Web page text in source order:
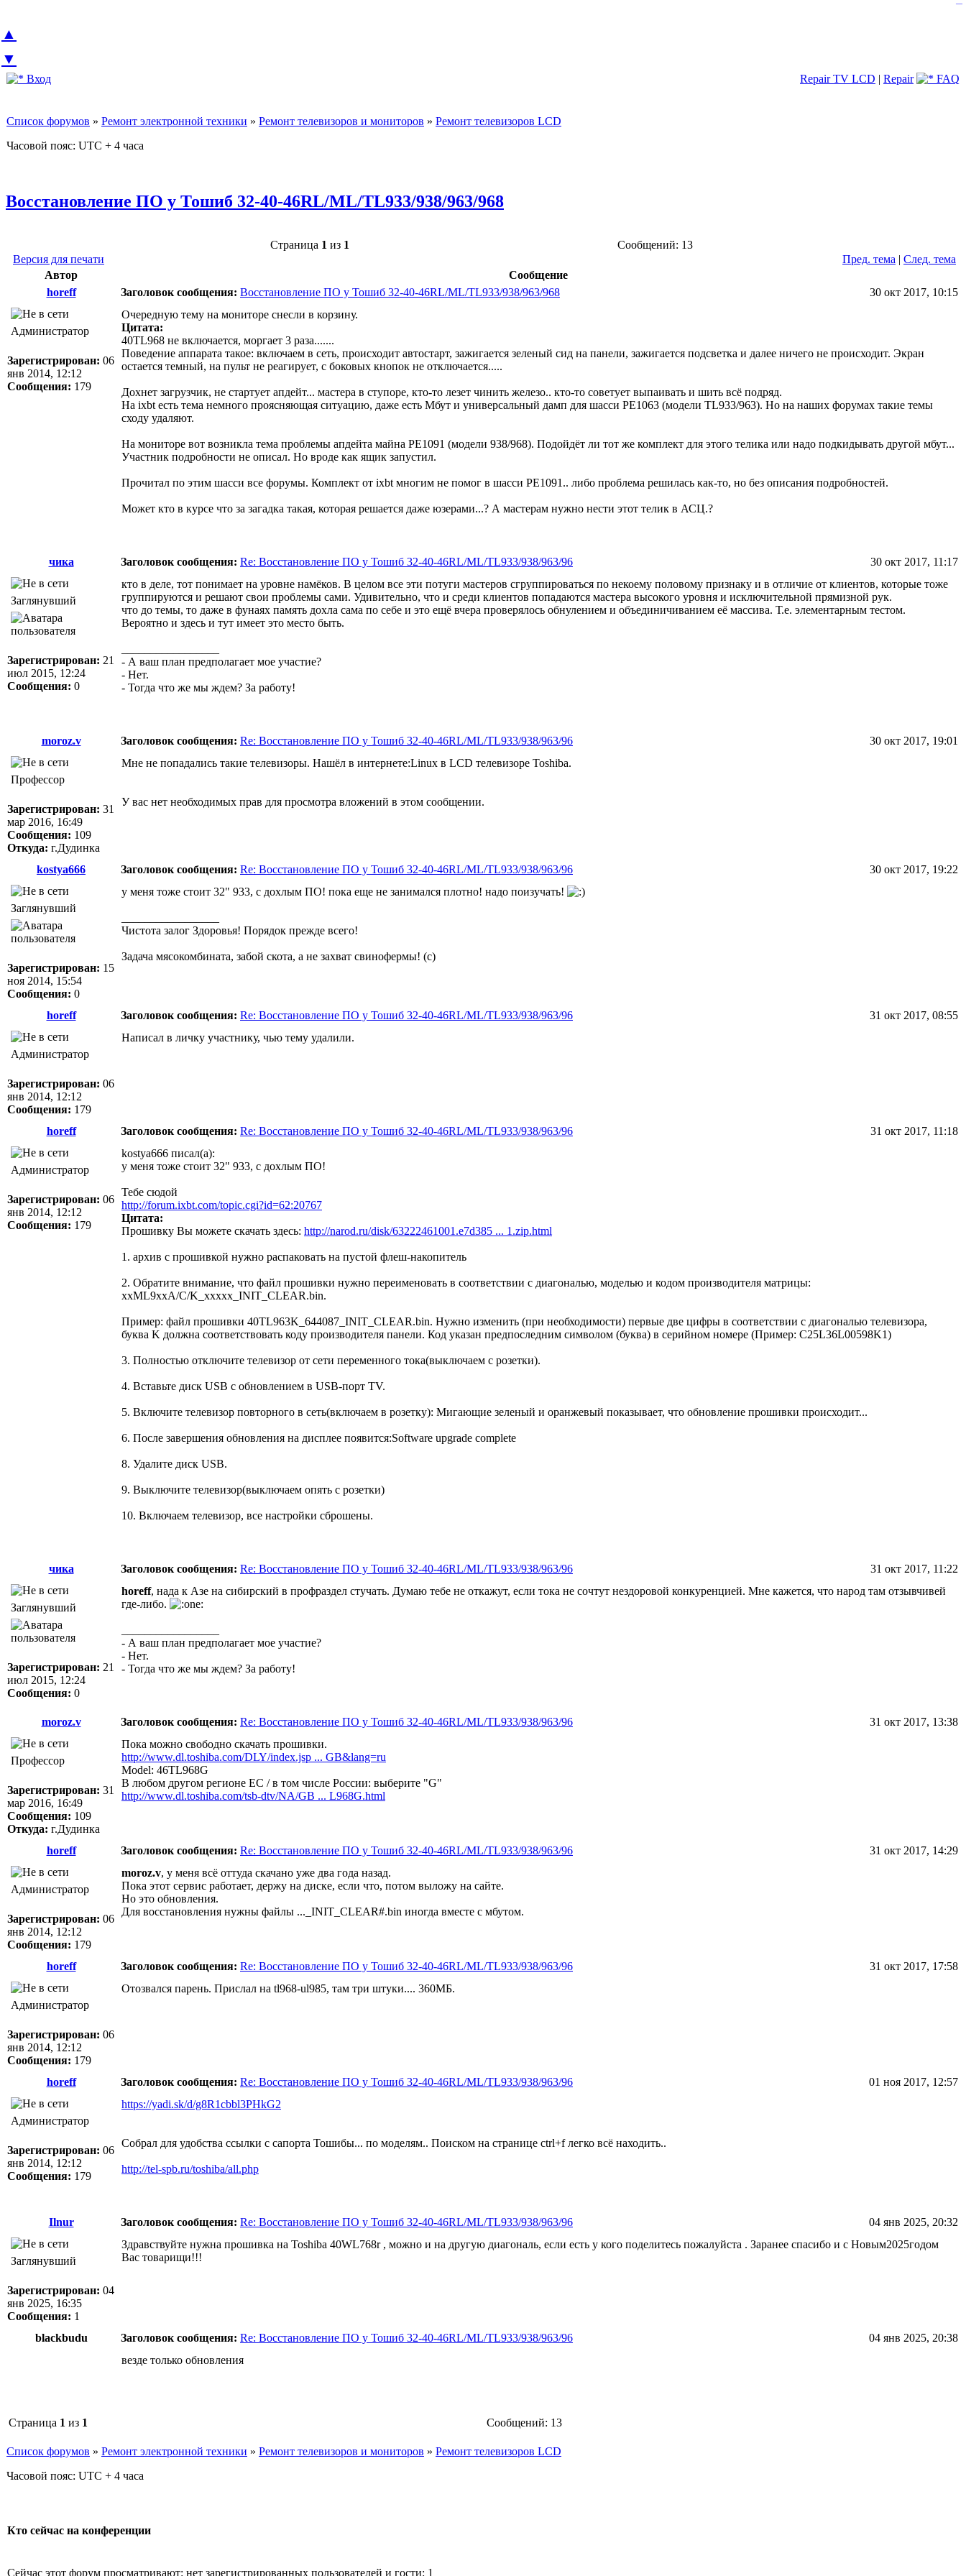
Вход Repair TV LCD | Repair FAQ
Список форумов » Ремонт электронной техники » Ремонт телевизоров и мониторов » Ремонт телевизоров LCD
Часовой пояс: UTC + 4 часа
Восстановление ПО у Тошиб 32-40-46RL/ML/TL933/938/963/968
Страница 1 из 1
Сообщений: 13
Версия для печати
Пред. тема | След. тема
Автор
Сообщение
horeff
Заголовок сообщения: Восстановление ПО у Тошиб 32-40-46RL/ML/TL933/938/963/968 30 окт 2017, 10:15
Администратор
Зарегистрирован: 06
янв 2014, 12:12
Сообщения: 179
Очередную тему на мониторе снесли в корзину.
Цитата:
40TL968 не включается, моргает 3 раза.......
Поведение аппарата такое: включаем в сеть, происходит автостарт, зажигается зеленый сид на панели, зажигается подсветка и далее ничего не происходит. Экран
остается темный, на пульт не реагирует, с боковых кнопок не отключается.....
Дохнет загрузчик, не стартует апдейт... мастера в ступоре, кто-то лезет чинить железо.. кто-то советует выпаивать и шить всё подряд.
На ixbt есть тема немного проясняющая ситуацию, даже есть Мбут и универсальный дамп для шасси PE1063 (модели TL933/963). Но на наших форумах такие темы
сходу удаляют.
На мониторе вот возникла тема проблемы апдейта майна PE1091 (модели 938/968). Подойдёт ли тот же комплект для этого телика или надо подкидывать другой мбут...
Участник подробности не описал. Но вроде как ящик запустил.
Прочитал по этим шасси все форумы. Комплект от ixbt многим не помог в шасси PE1091.. либо проблема решилась как-то, но без описания подробностей.
Может кто в курсе что за загадка такая, которая решается даже юзерами...? А мастерам нужно нести этот телик в АСЦ.?
чика Заголовок сообщения: Re: Восстановление ПО у Тошиб 32-40-46RL/ML/TL933/938/963/96 30 окт 2017, 11:17
Заглянувший
Зарегистрирован: 21
июл 2015, 12:24
Сообщения: 0
кто в деле, тот понимает на уровне намёков. В целом все эти потуги мастеров сгруппироваться по некоему половому признаку и в отличие от клиентов, которые тоже
группируются и решают свои проблемы сами. Удивительно, что и среди клиентов попадаются мастера высокого уровня и исключительной прямизной рук.
что до темы, то даже в фунаях память дохла сама по себе и это ещё вчера проверялось обнулением и объединичиванием её массива. Т.е. элементарным тестом.
Вероятно и здесь и тут имеет это место быть.
- А ваш план предполагает мое участие?
- Нет.
- Тогда что же мы ждем? За работу!
moroz.v Заголовок сообщения: Re: Восстановление ПО у Тошиб 32-40-46RL/ML/TL933/938/963/96 30 окт 2017, 19:01
Профессор
Зарегистрирован: 31
мар 2016, 16:49
Сообщения: 109
Откуда: г.Дудинка
Мне не попадались такие телевизоры. Нашёл в интернете:Linux в LCD телевизоре Toshiba.
У вас нет необходимых прав для просмотра вложений в этом сообщении.
kostya666 Заголовок сообщения: Re: Восстановление ПО у Тошиб 32-40-46RL/ML/TL933/938/963/96 30 окт 2017, 19:22
Заглянувший
Зарегистрирован: 15
ноя 2014, 15:54
Сообщения: 0
у меня тоже стоит 32" 933, с дохлым ПО! пока еще не занимался плотно! надо поизучать!
Чистота залог Здоровья! Порядок прежде всего!
Задача мясокомбината, забой скота, а не захват свинофермы! (с)
horeff Заголовок сообщения: Re: Восстановление ПО у Тошиб 32-40-46RL/ML/TL933/938/963/96 31 окт 2017, 08:55
Администратор
Зарегистрирован: 06
янв 2014, 12:12
Сообщения: 179
Написал в личку участнику, чью тему удалили.
horeff Заголовок сообщения: Re: Восстановление ПО у Тошиб 32-40-46RL/ML/TL933/938/963/96 31 окт 2017, 11:18
Администратор
Зарегистрирован: 06
янв 2014, 12:12
Сообщения: 179
kostya666 писал(а):
у меня тоже стоит 32" 933, с дохлым ПО!
Тебе сюдой
http://forum.ixbt.com/topic.cgi?id=62:20767
Цитата:
Прошивку Вы можете скачать здесь: http://narod.ru/disk/63222461001.e7d385 ... 1.zip.html
1. архив с прошивкой нужно распаковать на пустой флеш-накопитель
2. Обратите внимание, что файл прошивки нужно переименовать в соответствии с диагональю, моделью и кодом производителя матрицы:
xxML9xxA/C/K_xxxxx_INIT_CLEAR.bin.
Пример: файл прошивки 40TL963K_644087_INIT_CLEAR.bin. Нужно изменить (при необходимости) первые две цифры в соответствии с диагональю телевизора,
буква K должна соответствовать коду производителя панели. Код указан предпоследним символом (буква) в серийном номере (Пример: C25L36L00598K1)
3. Полностью отключите телевизор от сети переменного тока(выключаем с розетки).
4. Вставьте диск USB с обновлением в USB-порт TV.
5. Включите телевизор повторного в сеть(включаем в розетку): Мигающие зеленый и оранжевый показывает, что обновление прошивки происходит...
6. После завершения обновления на дисплее появится:Software upgrade complete
8. Удалите диск USB.
9. Выключите телевизор(выключаем опять с розетки)
10. Включаем телевизор, все настройки сброшены.
чика Заголовок сообщения: Re: Восстановление ПО у Тошиб 32-40-46RL/ML/TL933/938/963/96 31 окт 2017, 11:22
Заглянувший
Зарегистрирован: 21
июл 2015, 12:24
Сообщения: 0
horeff, нада к Азе на сибирский в профраздел стучать. Думаю тебе не откажут, если тока не сочтут нездоровой конкуренцией. Мне кажется, что народ там отзывчивей
где-либо.
- А ваш план предполагает мое участие?
- Нет.
- Тогда что же мы ждем? За работу!
moroz.v Заголовок сообщения: Re: Восстановление ПО у Тошиб 32-40-46RL/ML/TL933/938/963/96 31 окт 2017, 13:38
Профессор
Зарегистрирован: 31
мар 2016, 16:49
Сообщения: 109
Откуда: г.Дудинка
Пока можно свободно скачать прошивки.
http://www.dl.toshiba.com/DLY/index.jsp ... GB&lang=ru
Model: 46TL968G
В любом другом регионе ЕС / в том числе России: выберите "G"
http://www.dl.toshiba.com/tsb-dtv/NA/GB ... L968G.html
horeff Заголовок сообщения: Re: Восстановление ПО у Тошиб 32-40-46RL/ML/TL933/938/963/96 31 окт 2017, 14:29
Администратор
Зарегистрирован: 06
янв 2014, 12:12
Сообщения: 179
moroz.v, у меня всё оттуда скачано уже два года назад.
Пока этот сервис работает, держу на диске, если что, потом выложу на сайте.
Но это обновления.
Для восстановления нужны файлы ..._INIT_CLEAR#.bin иногда вместе с мбутом.
horeff Заголовок сообщения: Re: Восстановление ПО у Тошиб 32-40-46RL/ML/TL933/938/963/96 31 окт 2017, 17:58
Администратор
Зарегистрирован: 06
янв 2014, 12:12
Сообщения: 179
Отозвался парень. Прислал на tl968-ul985, там три штуки.... 360МБ.
horeff Заголовок сообщения: Re: Восстановление ПО у Тошиб 32-40-46RL/ML/TL933/938/963/96 01 ноя 2017, 12:57
Администратор
Зарегистрирован: 06
янв 2014, 12:12
Сообщения: 179
https://yadi.sk/d/g8R1cbbl3PHkG2
Собрал для удобства ссылки с сапорта Тошибы... по моделям.. Поиском на странице ctrl+f легко всё находить..
http://tel-spb.ru/toshiba/all.php
Ilnur Заголовок сообщения: Re: Восстановление ПО у Тошиб 32-40-46RL/ML/TL933/938/963/96 04 янв 2025, 20:32
Заглянувший
Зарегистрирован: 04
янв 2025, 16:35
Сообщения: 1
Здравствуйте нужна прошивка на Toshiba 40WL768r , можно и на другую диагональ, если есть у кого поделитесь пожалуйста . Заранее спасибо и с Новым2025годом
Вас товарищи!!!
blackbudu Заголовок сообщения: Re: Восстановление ПО у Тошиб 32-40-46RL/ML/TL933/938/963/96
04 янв 2025, 20:38
везде только обновления
Страница 1 из 1 Сообщений: 13
Список форумов » Ремонт электронной техники » Ремонт телевизоров и мониторов » Ремонт телевизоров LCD
Часовой пояс: UTC + 4 часа
Кто сейчас на конференции
Сейчас этот форум просматривают: нет зарегистрированных пользователей и гости: 1
—
▲
▼